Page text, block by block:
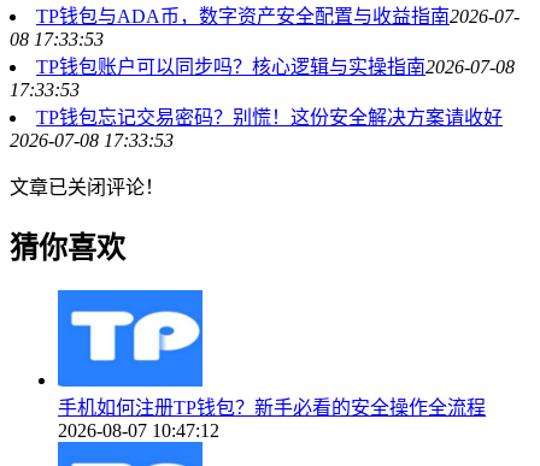
TP钱包与ADA币，数字资产安全配置与收益指南2026-07-
08 17:33:53
TP钱包账户可以同步吗？核心逻辑与实操指南2026-07-08
17:33:53
TP钱包忘记交易密码？别慌！这份安全解决方案请收好
2026-07-08 17:33:53
文章已关闭评论！
猜你喜欢
手机如何注册TP钱包？新手必看的安全操作全流程
2026-08-07 10:47:12